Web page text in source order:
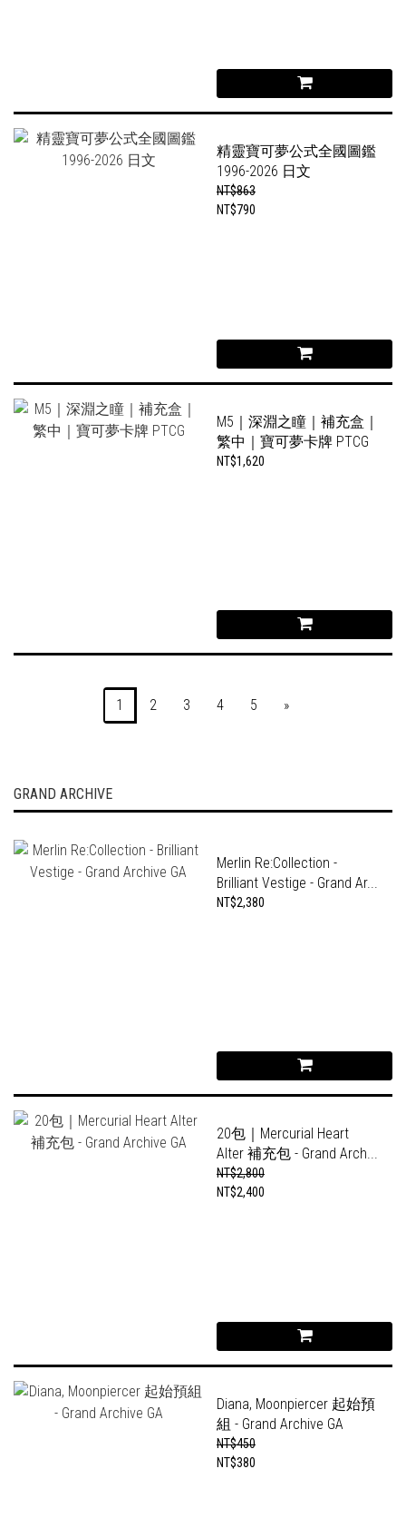
精靈寶可夢公式全國圖鑑
1996-2026 日文
NT$863
NT$790
M5｜深淵之瞳｜補充盒｜
繁中｜寶可夢卡牌 PTCG
NT$1,620
1 2 3 4 5 »
GRAND ARCHIVE
Merlin Re:Collection -
Brilliant Vestige - Grand Ar...
NT$2,380
20包｜Mercurial Heart
Alter 補充包 - Grand Arch...
NT$2,800
NT$2,400
Diana, Moonpiercer 起始預
組 - Grand Archive GA
NT$450
NT$380